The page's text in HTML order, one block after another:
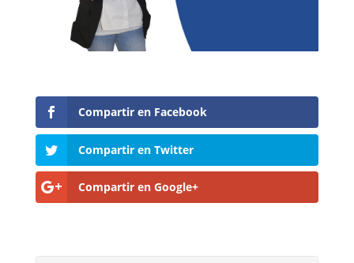
Compartir en Facebook
Compartir en Twitter
Compartir en Google+